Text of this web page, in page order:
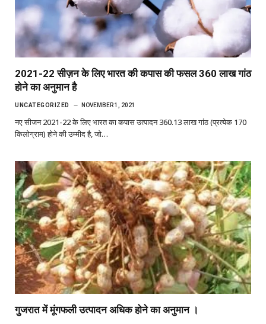
2021-22 सीज़न के लिए भारत की कपास की फसल 360 लाख गांठ
होने का अनुमान है
UNCATEGORIZED NOVEMBER 1, 2021
नए सीजन 2021-22 के लिए भारत का कपास उत्पादन 360.13 लाख गांठ (प्रत्येक 170
किलोग्राम) होने की उम्मीद है, जो…
गुजरात में मूंगफली उत्पादन अधिक होने का अनुमान ।